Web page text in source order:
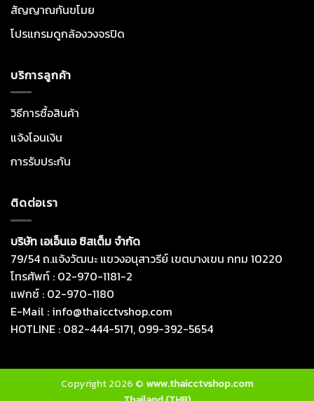
สัญญาณกันขโมย
โปรแกรมดูกล้องวงจรปิด
บริการลูกค้า
วิธีการซื้อสินค้า
แจ้งโอนเงิน
การรับประกัน
ติดต่อเรา
บริษัท เอเอ็นเอ ซิสเต็ม จำกัด
79/54 ถ.แจ้งวัฒนะ แขวงอนุสาวรีย์ เขตบางเขน กทม 10220
โทรศัพท์ : 02-970-1181-2
แฟกซ์ : 02-970-1180
E-Mail : info@thaicctvshop.com
HOTLINE : 082-444-5171, 099-392-5654
Copyright 2026 © www.thaicctvshop.com